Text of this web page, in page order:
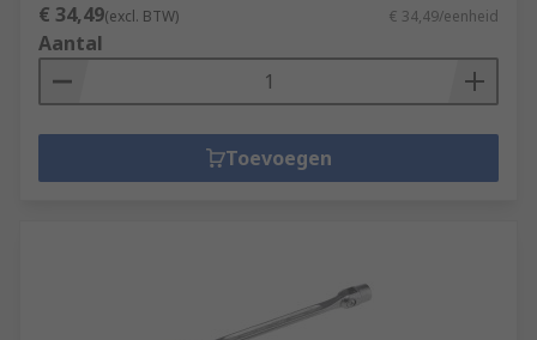
€ 34,49(excl. BTW) € 34,49/eenheid
Aantal
Toevoegen